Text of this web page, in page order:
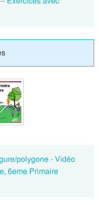
polygone - Vidéo
6eme Primaire